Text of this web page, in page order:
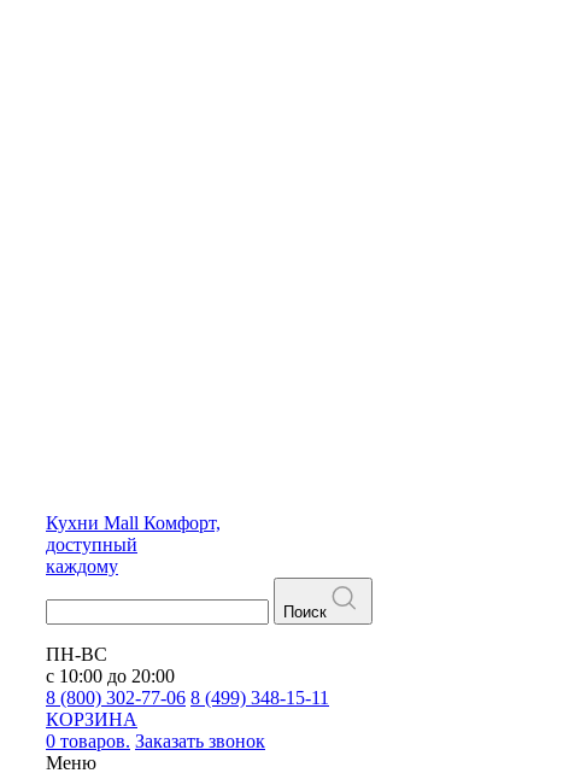
Кухни Mall Комфорт,
доступный
каждому
Поиск
ПН-ВС
с 10:00 до 20:00
8 (800) 302-77-06 8 (499) 348-15-11
КОРЗИНА
0 товаров. Заказать звонок
Меню